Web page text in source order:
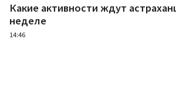
Какие активности ждут
неделе
14:46